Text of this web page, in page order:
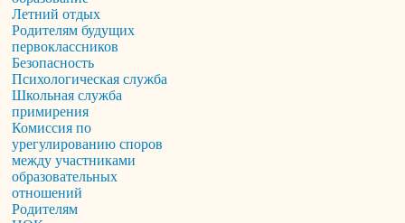
Летний отдых
Родителям будущих
первоклассников
Безопасность
Психологическая служба
Школьная служба
примирения
Комиссия по
урегулированию споров
между участниками
образовательных
отношений
Родителям